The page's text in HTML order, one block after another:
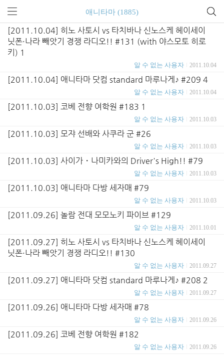
애니타마 (1885)
[2011.10.04] 히노 사토시 vs 타치바나 신노스케 헤이세이
닛폰·나라 빼앗기 경쟁 라디오!! #131 (with 야스모토 히로
키) 1
알 수 없는 사용자 2011.10.04
[2011.10.04] 애니타마 닷컴 standard 마루나게♪ #209 4
알 수 없는 사용자 2011.10.04
[2011.10.03] 코베 전향 여학원 #183 1
알 수 없는 사용자 2011.10.03
[2011.10.03] 모쟈 선배와 사쿠라 군 #26
알 수 없는 사용자 2011.10.03
[2011.10.03] 사이가・나미카와의 Driver's High!! #79
알 수 없는 사용자 2011.10.03
[2011.10.03] 애니타마 다방 세자매 #79
알 수 없는 사용자 2011.10.03
[2011.09.26] 놀람 전대 모모노키 파이브 #129
알 수 없는 사용자 2011.10.01
[2011.09.27] 히노 사토시 vs 타치바나 신노스케 헤이세이
닛폰·나라 빼앗기 경쟁 라디오!! #130
알 수 없는 사용자 2011.09.27
[2011.09.27] 애니타마 닷컴 standard 마루나게♪ #208 2
알 수 없는 사용자 2011.09.27
[2011.09.26] 애니타마 다방 세자매 #78
알 수 없는 사용자 2011.09.26
[2011.09.26] 코베 전향 여학원 #182
알 수 없는 사용자 2011.09.26